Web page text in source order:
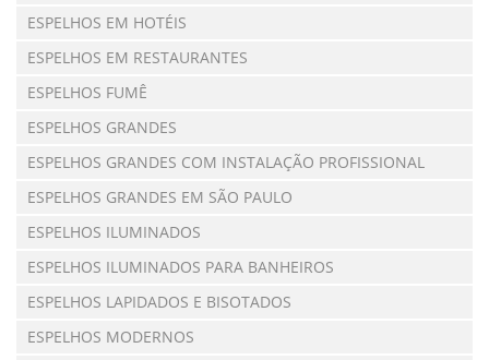
ESPELHOS EM HOTÉIS
ESPELHOS EM RESTAURANTES
ESPELHOS FUMÊ
ESPELHOS GRANDES
ESPELHOS GRANDES COM INSTALAÇÃO PROFISSIONAL
ESPELHOS GRANDES EM SÃO PAULO
ESPELHOS ILUMINADOS
ESPELHOS ILUMINADOS PARA BANHEIROS
ESPELHOS LAPIDADOS E BISOTADOS
ESPELHOS MODERNOS